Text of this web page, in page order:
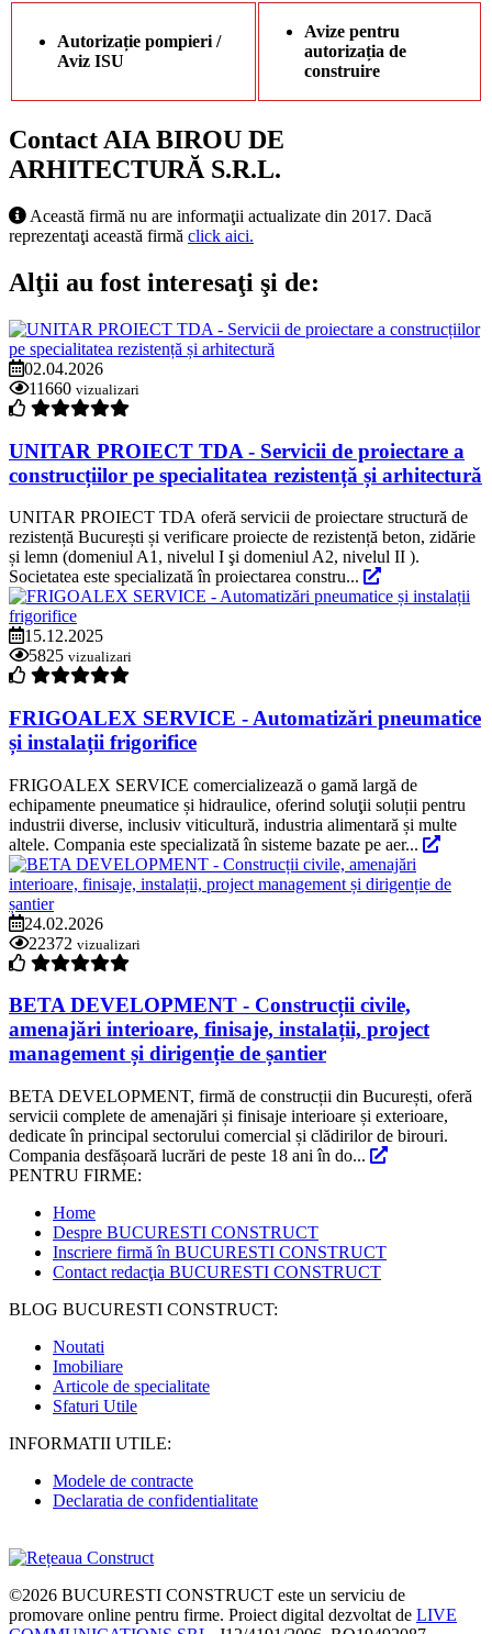
Autorizație pompieri /
Aviz ISU
Avize pentru
autorizația de
construire
Contact AIA BIROU DE
ARHITECTURĂ S.R.L.
Această firmă nu are informaţii actualizate din 2017. Dacă
reprezentaţi această firmă click aici.
Alţii au fost interesaţi şi de:
02.04.2026
11660 vizualizari
UNITAR PROIECT TDA - Servicii de proiectare a
construcțiilor pe specialitatea rezistență și arhitectură
UNITAR PROIECT TDA oferă servicii de proiectare structură de
rezistență București și verificare proiecte de rezistență beton, zidărie
și lemn (domeniul A1, nivelul I şi domeniul A2, nivelul II ).
Societatea este specializată în proiectarea constru...
15.12.2025
5825 vizualizari
FRIGOALEX SERVICE - Automatizări pneumatice
și instalații frigorifice
FRIGOALEX SERVICE comercializează o gamă largă de
echipamente pneumatice și hidraulice, oferind soluţii soluții pentru
industrii diverse, inclusiv viticultură, industria alimentară și multe
altele. Compania este specializată în sisteme bazate pe aer...
24.02.2026
22372 vizualizari
BETA DEVELOPMENT - Construcții civile,
amenajări interioare, finisaje, instalații, project
management și dirigenție de șantier
BETA DEVELOPMENT, firmă de construcții din București, oferă
servicii complete de amenajări și finisaje interioare și exterioare,
dedicate în principal sectorului comercial și clădirilor de birouri.
Compania desfășoară lucrări de peste 18 ani în do...
PENTRU FIRME:
Home
Despre BUCURESTI CONSTRUCT
Inscriere firmă în BUCURESTI CONSTRUCT
Contact redacţia BUCURESTI CONSTRUCT
BLOG BUCURESTI CONSTRUCT:
Noutati
Imobiliare
Articole de specialitate
Sfaturi Utile
INFORMATII UTILE:
Modele de contracte
Declaratia de confidentialitate
©2026 BUCURESTI CONSTRUCT este un serviciu de
promovare online pentru firme. Proiect digital dezvoltat de LIVE